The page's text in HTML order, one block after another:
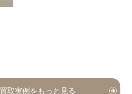
取実例をもっと見る